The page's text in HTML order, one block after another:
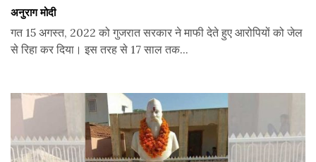
अनुराग मोदी
गत 15 अगस्त, 2022 को गुजरात सरकार ने माफी देते हुए आरोपियों को जेल
से रिहा कर दिया। इस तरह से 17 साल तक...